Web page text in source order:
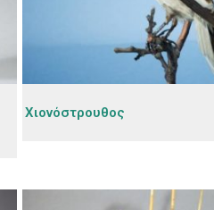
Χιονόστρουθος